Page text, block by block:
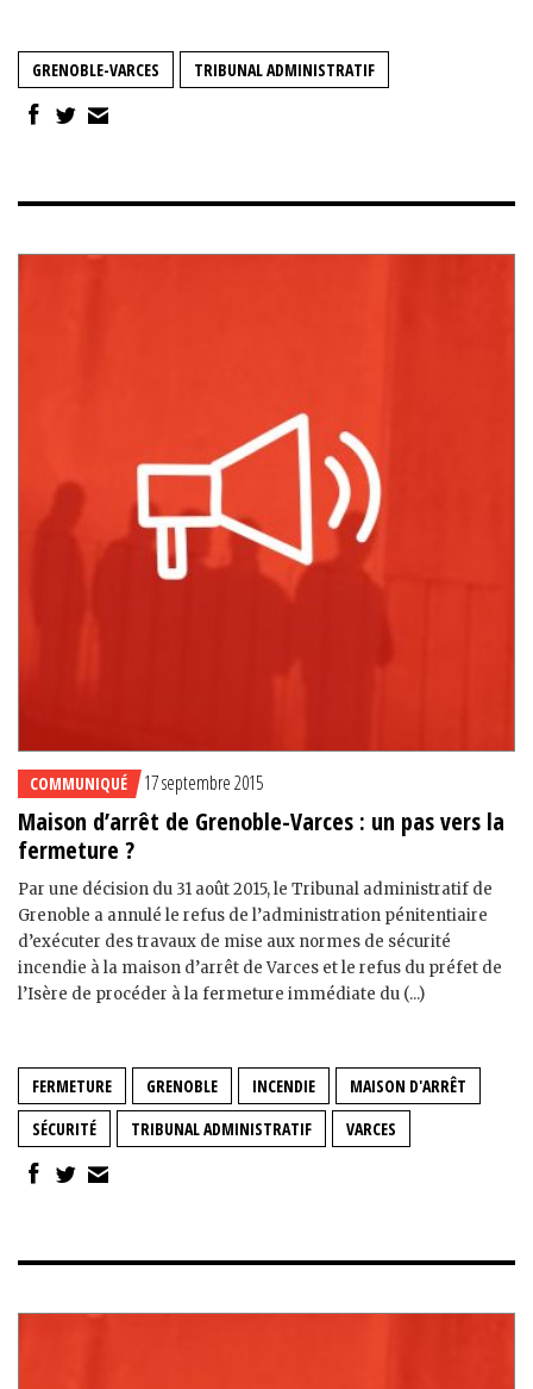
GRENOBLE-VARCES TRIBUNAL ADMINISTRATIF
COMMUNIQUÉ 17 septembre 2015
Maison d’arrêt de Grenoble-Varces : un pas vers la
fermeture ?
Par une décision du 31 août 2015, le Tribunal administratif de
Grenoble a annulé le refus de l’administration pénitentiaire
d’exécuter des travaux de mise aux normes de sécurité
incendie à la maison d’arrêt de Varces et le refus du préfet de
l’Isère de procéder à la fermeture immédiate du (...)
FERMETURE GRENOBLE INCENDIE
MAISON D'ARRÊT
SÉCURITÉ
TRIBUNAL ADMINISTRATIF VARCES